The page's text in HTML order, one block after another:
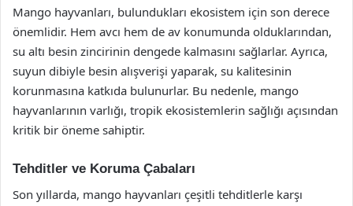
Mango hayvanları, bulundukları ekosistem için son derece
önemlidir. Hem avcı hem de av konumunda olduklarından,
su altı besin zincirinin dengede kalmasını sağlarlar. Ayrıca,
suyun dibiyle besin alışverişi yaparak, su kalitesinin
korunmasına katkıda bulunurlar. Bu nedenle, mango
hayvanlarının varlığı, tropik ekosistemlerin sağlığı açısından
kritik bir öneme sahiptir.
Tehditler ve Koruma Çabaları
Son yıllarda, mango hayvanları çeşitli tehditlerle karşı